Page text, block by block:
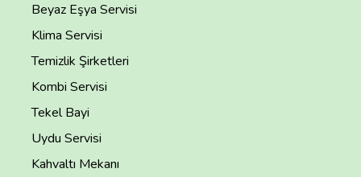
Beyaz Eşya Servisi
Klima Servisi
Temizlik Şirketleri
Kombi Servisi
Tekel Bayi
Uydu Servisi
Kahvaltı Mekanı